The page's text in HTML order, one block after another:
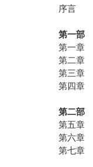
序言
第一部
第一章
第二章
第三章
第四章
第二部
第五章
第六章
第七章